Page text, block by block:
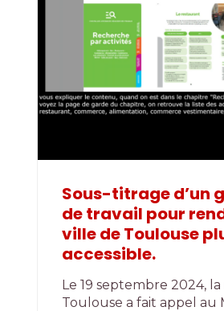
Sous-titrage d’un
de travail pour
ville de Toulouse
accessible.
Le 19 septembre 2024,
Toulouse a fait appel au